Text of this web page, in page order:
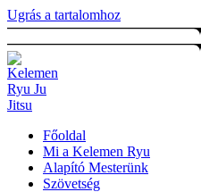
Ugrás a tartalomhoz
Főoldal
Mi a Kelemen Ryu
Alapító Mesterünk
Szövetség